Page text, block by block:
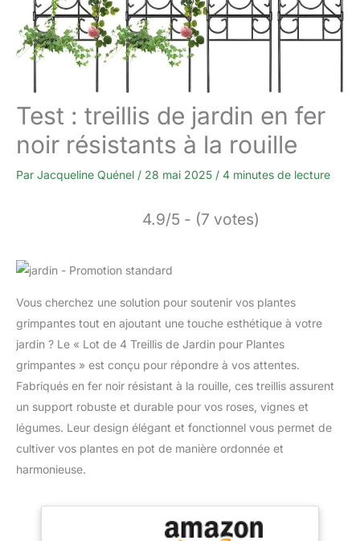
Test : treillis de jardin en fer
noir résistants à la rouille
Par Jacqueline Quénel / 28 mai 2025 / 4 minutes de lecture
4.9/5 - (7 votes)
Vous cherchez une solution pour soutenir vos plantes
grimpantes tout en ajoutant une touche esthétique à votre
jardin ? Le « Lot de 4 Treillis de Jardin pour Plantes
grimpantes » est conçu pour répondre à vos attentes.
Fabriqués en fer noir résistant à la rouille, ces treillis assurent
un support robuste et durable pour vos roses, vignes et
légumes. Leur design élégant et fonctionnel vous permet de
cultiver vos plantes en pot de manière ordonnée et
harmonieuse.